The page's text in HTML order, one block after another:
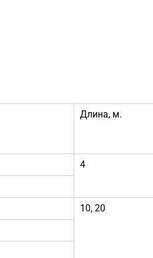
Длина, м.
4
10, 20